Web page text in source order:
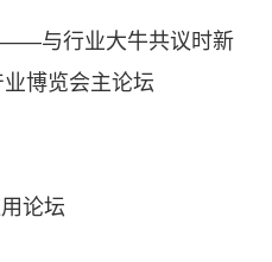
与行业大牛共议时新
博览会主论坛
论坛